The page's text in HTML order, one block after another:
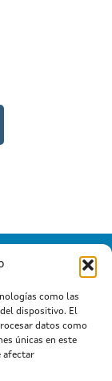
como las
dispositivo. El
datos como
únicas en este
afectar
Xunta de
queixas